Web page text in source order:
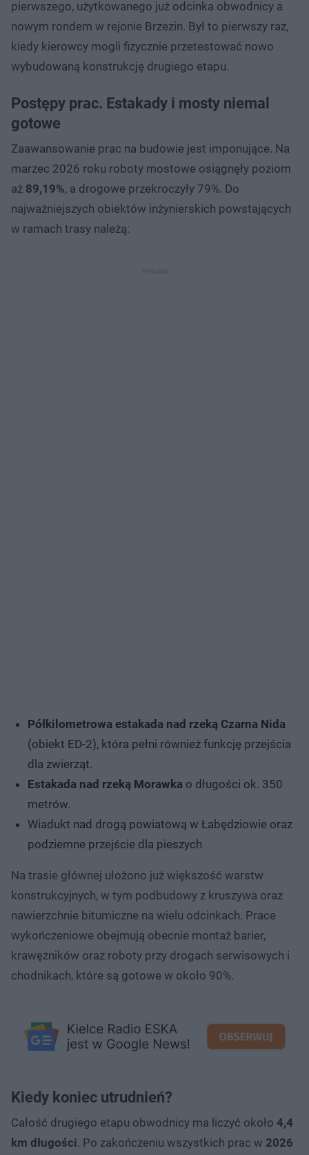
pierwszego, użytkowanego już odcinka obwodnicy a
nowym rondem w rejonie Brzezin. Był to pierwszy raz,
kiedy kierowcy mogli fizycznie przetestować nowo
wybudowaną konstrukcję drugiego etapu.
Postępy prac. Estakady i mosty niemal
gotowe
Zaawansowanie prac na budowie jest imponujące. Na
marzec 2026 roku roboty mostowe osiągnęły poziom
aż 89,19%, a drogowe przekroczyły 79%. Do
najważniejszych obiektów inżynierskich powstających
w ramach trasy należą:
Półkilometrowa estakada nad rzeką Czarna Nida
(obiekt ED-2), która pełni również funkcję przejścia
dla zwierząt.
Estakada nad rzeką Morawka o długości ok. 350
metrów.
Wiadukt nad drogą powiatową w Łabędziowie oraz
podziemne przejście dla pieszych
Na trasie głównej ułożono już większość warstw
konstrukcyjnych, w tym podbudowy z kruszywa oraz
nawierzchnie bitumiczne na wielu odcinkach. Prace
wykończeniowe obejmują obecnie montaż barier,
krawężników oraz roboty przy drogach serwisowych i
chodnikach, które są gotowe w około 90%.
Kiedy koniec utrudnień?
Całość drugiego etapu obwodnicy ma liczyć około 4,4
km długości. Po zakończeniu wszystkich prac w 2026